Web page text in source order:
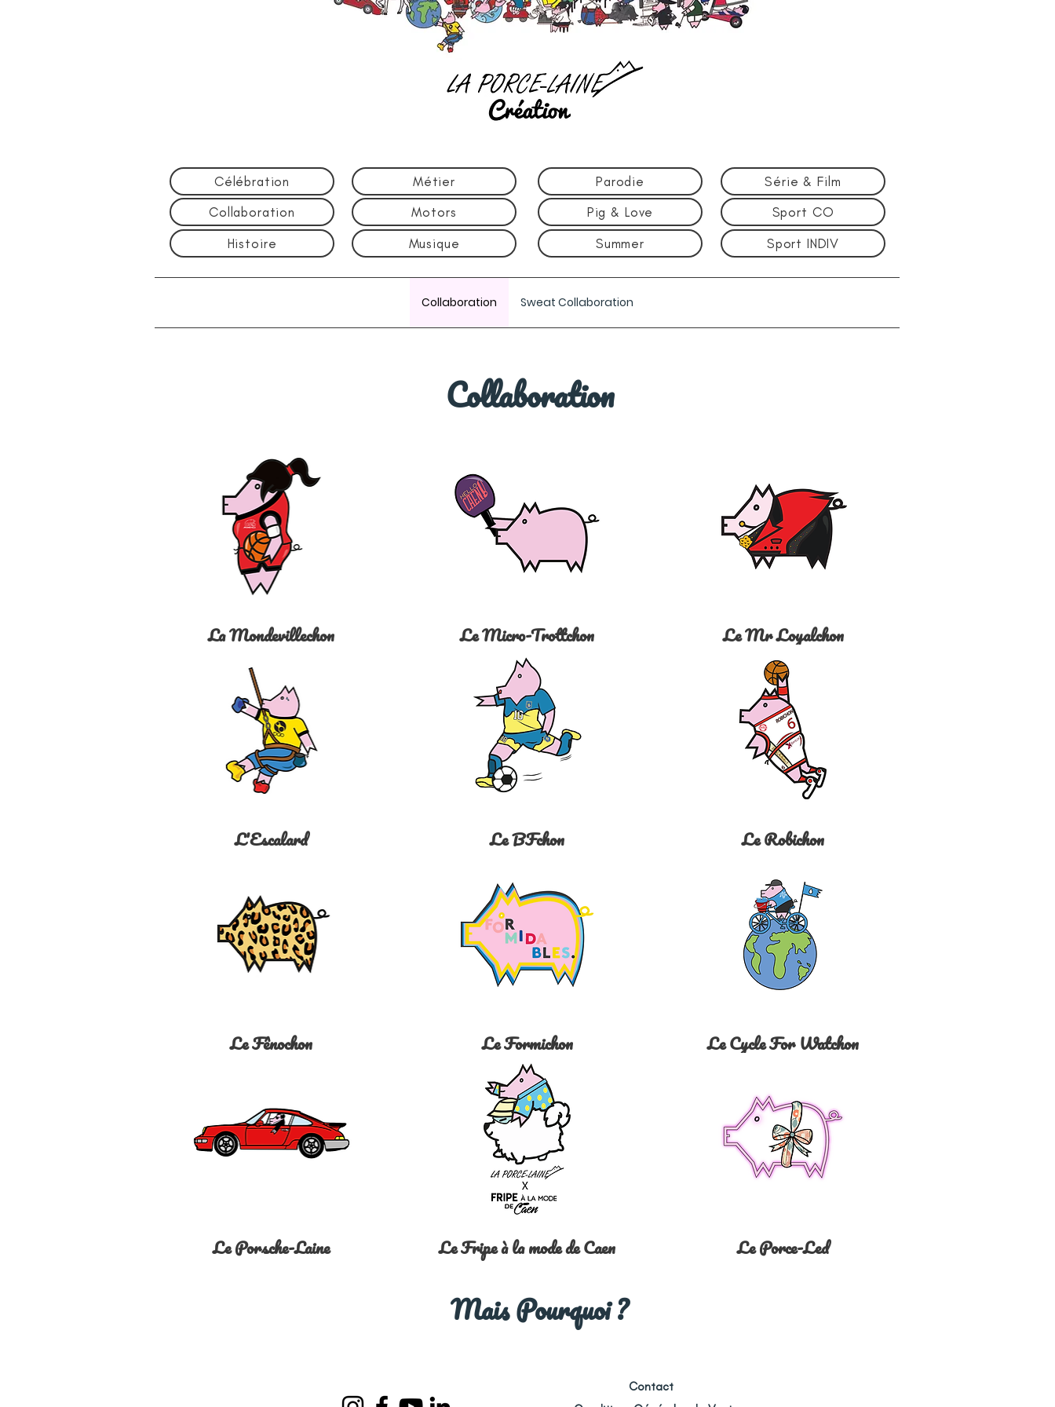
Célébration
Collaboration
Histoire
Métier
Motors
Musique
Parodie
Pig & Love
Summer
Série & Film
Sport CO
Sport INDIV
Collaboration Sweat Collaboration
Collaboration
La Mondevillechon Le Micro-Trottchon Le Mr Loyalchon
L'Escalard Le BFchon Le Robichon
Le Fênochon Le Formichon Le Cycle For Watchon
Le Porsche-Laine Le Fripe à la mode de Caen Le Porce-Led
Mais Pourquoi ?
Contact